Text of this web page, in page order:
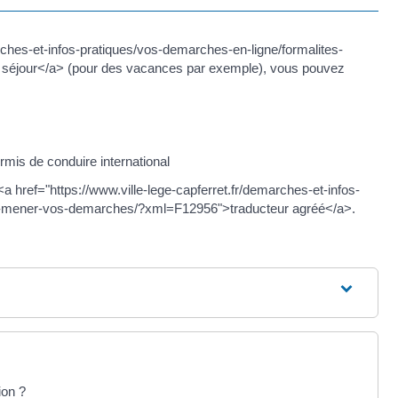
et-infos-pratiques/vos-demarches-en-ligne/formalites-
a> (pour des vacances par exemple), vous pouvez
de conduire international
href="https://www.ville-lege-capferret.fr/demarches-et-infos-
vos-demarches/?xml=F12956">traducteur agréé</a>.
?